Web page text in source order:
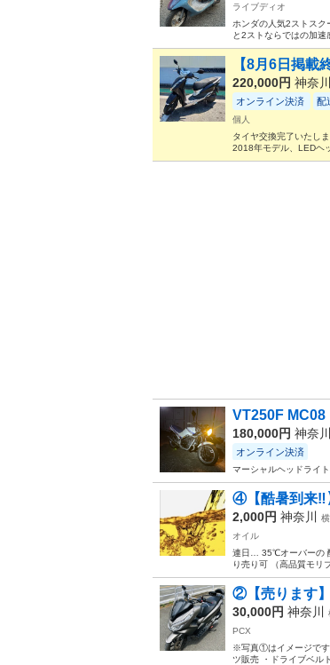
ライブディオ
ホンダの人気2ストス
と2ストならではの加
【8月6日掲
220,000円 神奈川
オンライン決済 配
個人
タイヤ交換完了いたし
2018年モデル、LEDヘ
VT250F MC08
180,000円 神奈川
オンライン決済
マーシャルヘッドライ
④【酷暑到来‼️
2,000円 神奈川
オイル
連日… 35℃オーバーの
り売り可 （高品質モリ
②【売ります
30,000円 神奈川
PCX
※写真①はイメージです
ツ販売 ・ドライブベル